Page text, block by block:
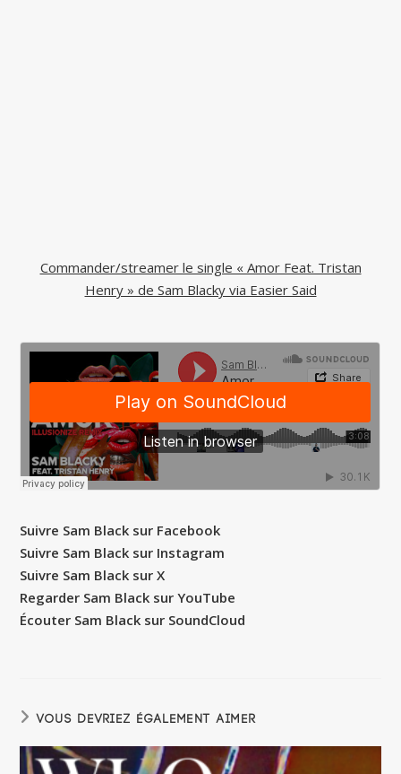
Commander/streamer le single « Amor Feat. Tristan
Henry » de Sam Blacky via Easier Said
Suivre Sam Black sur Facebook
Suivre Sam Black sur Instagram
Suivre Sam Black sur X
Regarder Sam Black sur YouTube
Écouter Sam Black sur SoundCloud
VOUS DEVRIEZ ÉGALEMENT AIMER